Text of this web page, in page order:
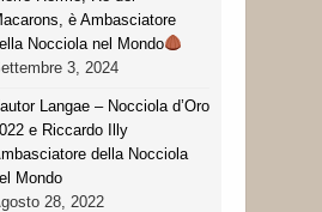
è Ambasciatore
Nocciola nel Mondo
3, 2024
Langae – Nocciola d’Oro
e Riccardo Illy
della Nocciola
Mondo
28, 2022